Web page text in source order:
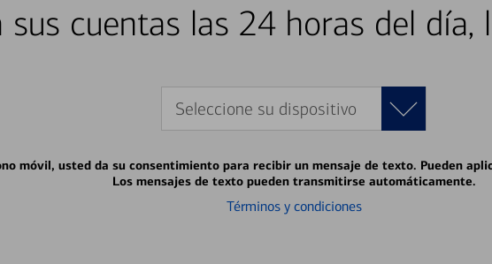
sus cuentas las 24 horas del día,
Seleccione su dispositivo
móvil, usted da su consentimiento para recibir un mensaje de texto. Pueden
Los mensajes de texto pueden transmitirse automáticamente.
Términos y condiciones